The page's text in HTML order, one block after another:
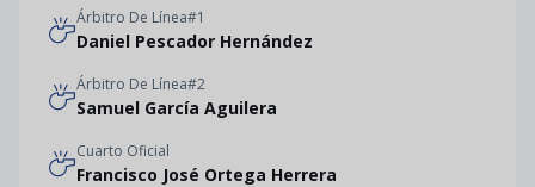
Árbitro De Línea#1
Daniel Pescador Hernández
Árbitro De Línea#2
Samuel García Aguilera
Cuarto Oficial
Francisco José Ortega Herrera